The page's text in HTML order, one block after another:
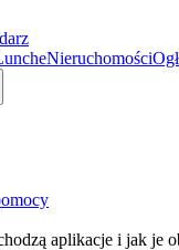
Nieruchomości
aplikacje i jak je